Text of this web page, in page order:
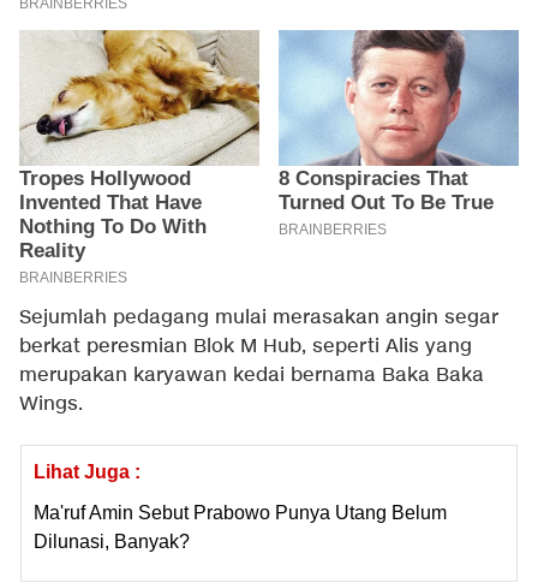
Sejumlah pedagang mulai merasakan angin segar
berkat peresmian Blok M Hub, seperti Alis yang
merupakan karyawan kedai bernama Baka Baka
Wings.
Lihat Juga :
Ma'ruf Amin Sebut Prabowo Punya Utang Belum
Dilunasi, Banyak?